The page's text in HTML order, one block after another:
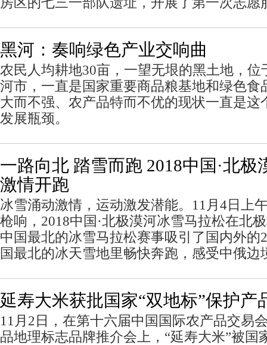
黑河：奏响绿色产业交响曲
农民人均耕地30亩，一望无垠的黑土地，位
河市，一直是国家重要商品粮基地和绿色食
大而不强、农产品特而不优的现状一直是这
发展瓶颈。
一路向北 踏雪而跑 2018中国·北极
激情开跑
冰雪涌动激情，运动激发潜能。11月4日上
枪响，2018中国·北极漠河冰雪马拉松在北
中国最北的冰雪马拉松赛事吸引了国内外的
国最北的冰天雪地里畅快奔跑，感受中俄边
延寿大米获批国家“双地标”保护产
11月2日，在第十六届中国国际农产品交易
品地理标志品牌推介会上，“延寿大米”被国